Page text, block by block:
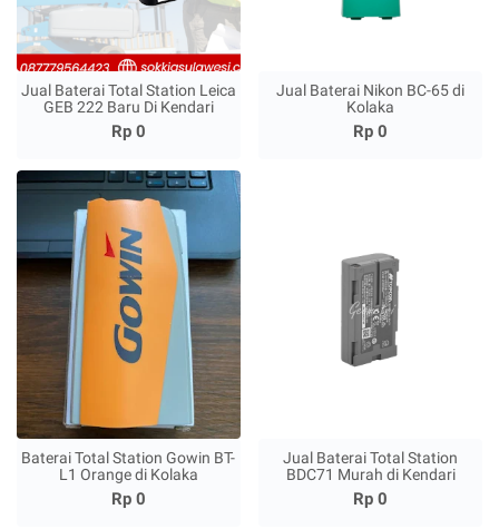
Jual Baterai Total Station Leica
GEB 222 Baru Di Kendari
Rp 0
Jual Baterai Nikon BC-65 di
Kolaka
Rp 0
Baterai Total Station Gowin BT-
L1 Orange di Kolaka
Rp 0
Jual Baterai Total Station
BDC71 Murah di Kendari
Rp 0